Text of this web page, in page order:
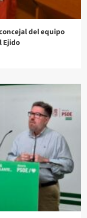
del equipo
Ejido